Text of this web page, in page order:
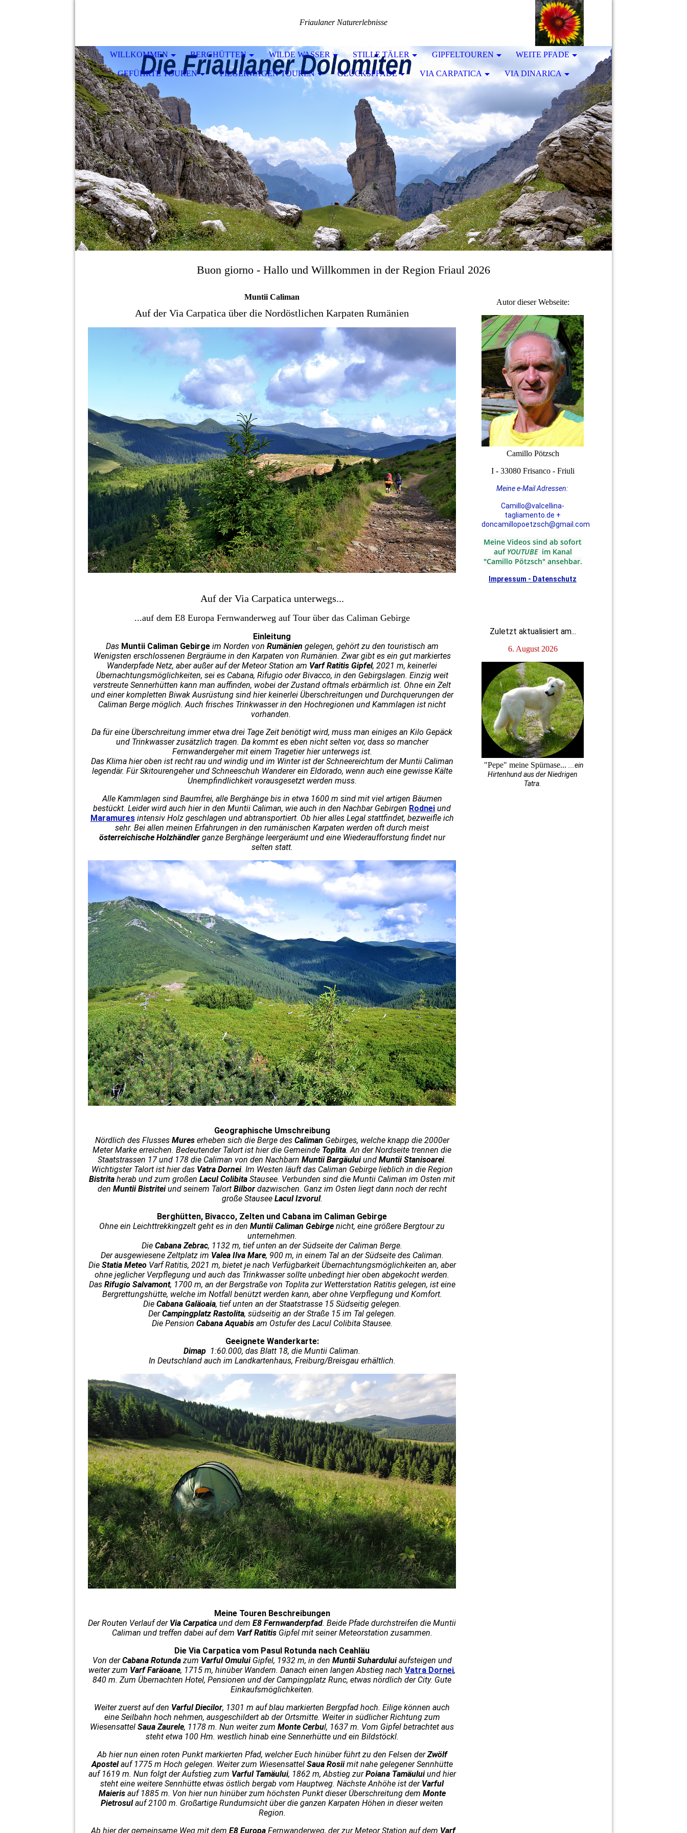
Friaulaner Naturerlebnisse
WILLKOMMEN BERGHÜTTEN WILDE WASSER STILLE TÄLER GIPFELTOUREN WEITE PFADE
GEFÜHRTE TOUREN PILGERWAGEN TOUREN GLÜCKSPFADE VIA CARPATICA VIA DINARICA
Buon giorno - Hallo und Willkommen in der Region Friaul 2026
Muntii Caliman
Auf der Via Carpatica über die Nordöstlichen Karpaten Rumänien
Auf der Via Carpatica unterwegs...
...auf dem E8 Europa Fernwanderweg auf Tour über das Caliman Gebirge
Einleitung
Das Muntii Caliman Gebirgeim Norden von Rumänien gelegen, gehört zu den touristisch am
Wenigsten erschlossenen Bergräume in den Karpaten von Rumänien. Zwar gibt es ein gut markiertes
Wanderpfade Netz, aber außer auf der Meteor Station am Varf Ratitis Gipfel, 2021 m, keinerlei
Übernachtungsmöglichkeiten, sei es Cabana, Rifugio oder Bivacco, in den Gebirgslagen. Einzig weit
verstreute Sennerhütten kann man auffinden, wobei der Zustand oftmals erbärmlich ist. Ohne ein Zelt
und einer kompletten Biwak Ausrüstung sind hier keinerlei Überschreitungen und Durchquerungen der
Caliman Berge möglich. Auch frisches Trinkwasser in den Hochregionen und Kammlagen ist nicht
vorhanden.
Da für eine Überschreitung immer etwa drei Tage Zeit benötigt wird, muss man einiges an Kilo Gepäck
und Trinkwasser zusätzlich tragen. Da kommt es eben nicht selten vor, dass so mancher
Fernwandergeher mit einem Tragetier hier unterwegs ist.
Das Klima hier oben ist recht rau und windig und im Winter ist der Schneereichtum der Muntii Caliman
legendär. Für Skitourengeher und Schneeschuh Wanderer ein Eldorado, wenn auch eine gewisse Kälte
Unempfindlichkeit vorausgesetzt werden muss.
Alle Kammlagen sind Baumfrei, alle Berghänge bis in etwa 1600 m sind mit viel artigen Bäumen
bestückt. Leider wird auch hier in den Muntii Caliman, wie auch in den Nachbar Gebirgen Rodnei und
Maramuresintensiv Holz geschlagen und abtransportiert. Ob hier alles Legal stattfindet, bezweifle ich
sehr. Bei allen meinen Erfahrungen in den rumänischen Karpaten werden oft durch meist
österreichische Holzhändlerganze Berghänge leergeräumt und eine Wiederaufforstung findet nur
selten statt.
Geographische Umschreibung
Nördlich des Flusses Mureserheben sich die Berge des Caliman Gebirges, welche knapp die 2000er
Meter Marke erreichen. Bedeutender Talort ist hier die Gemeinde Toplita. An der Nordseite trennen die
Staatstrassen 17 und 178 die Caliman von den Nachbarn Muntii Bargäuluiund Muntii Stanisoarei.
Wichtigster Talort ist hier das Vatra Dornei. Im Westen läuft das Caliman Gebirge lieblich in die Region
Bistrita herab und zum großen Lacul Colibita Stausee. Verbunden sind die Muntii Caliman im Osten mit
den Muntii Bistriteiund seinem Talort Bilbordazwischen. Ganz im Osten liegt dann noch der recht
große Stausee Lacul Izvorul.
Berghütten, Bivacco, Zelten und Cabana im Caliman Gebirge
Ohne ein Leichttrekkingzelt geht es in den Muntii Caliman Gebirge nicht, eine größere Bergtour zu
unternehmen.
Die Cabana Zebrac, 1132 m, tief unten an der Südseite der Caliman Berge.
Der ausgewiesene Zeltplatz im Valea Ilva Mare, 900 m, in einem Tal an der Südseite des Caliman.
Die Statia MeteoVarf Ratitis, 2021 m, bietet je nach Verfügbarkeit Übernachtungsmöglichkeiten an, aber
ohne jeglicher Verpflegung und auch das Trinkwasser sollte unbedingt hier oben abgekocht werden.
Das Rifugio Salvamont, 1700 m, an der Bergstraße von Toplita zur Wetterstation Ratitis gelegen, ist eine
Bergrettungshütte, welche im Notfall benützt werden kann, aber ohne Verpflegung und Komfort.
Die Cabana Galäoaia, tief unten an der Staatstrasse 15 Südseitig gelegen.
DerCampingplatz Rastolita, südseitig an der Straße 15 im Tal gelegen.
Die Pension Cabana Aquabisam Ostufer des Lacul Colibita Stausee.
Geeignete Wanderkarte:
Dimap 1:60.000, das Blatt 18, die Muntii Caliman.
In Deutschland auch im Landkartenhaus, Freiburg/Breisgau erhältlich.
Meine Touren Beschreibungen
Der Routen Verlauf der Via Carpatica und dem E8 Fernwanderpfad. Beide Pfade durchstreifen die Muntii
Caliman und treffen dabei auf dem Varf RatitisGipfel mit seiner Meteorstation zusammen.
Die Via Carpatica vom Pasul Rotunda nach Ceahläu
Von derCabana Rotundazum Varful OmuluiGipfel, 1932 m, in den Muntii Suharduluiaufsteigen und
weiter zum Varf Faräoane, 1715 m, hinüber Wandern. Danach einen langen Abstieg nach Vatra Dornei,
840 m. Zum Übernachten Hotel, Pensionen und der Campingplatz Runc, etwas nördlich der City. Gute
Einkaufsmöglichkeiten.
Weiter zuerst auf den Varful Diecilor, 1301 m auf blau markierten Bergpfad hoch. Eilige können auch
eine Seilbahn hoch nehmen, ausgeschildert ab der Ortsmitte. Weiter in südlicher Richtung zum
Wiesensattel Saua Zaurele, 1178 m. Nun weiter zum Monte Cerbul, 1637 m. Vom Gipfel betrachtet aus
steht etwa 100 Hm. westlich hinab eine Sennerhütte und ein Bildstöckl.
Ab hier nun einen roten Punkt markierten Pfad, welcher Euch hinüber führt zu den Felsen derZwölf
Apostelauf 1775 m Hoch gelegen. Weiter zum Wiesensattel Saua Rosiimit nahe gelegener Sennhütte
auf 1619 m. Nun folgt der Aufstieg zum Varful Tamäului, 1862 m, Abstieg zurPoiana Tamäuluiund hier
steht eine weitere Sennhütte etwas östlich bergab vom Hauptweg. Nächste Anhöhe ist der Varful
Maierisauf 1885 m. Von hier nun hinüber zum höchsten Punkt dieser Überschreitung dem Monte
Pietrosulauf 2100 m. Großartige Rundumsicht über die ganzen Karpaten Höhen in dieser weiten
Region.
Ab hier der gemeinsame Weg mit dem E8 EuropaFernwanderweg, der zur Meteor Station auf dem Varf
Autor dieser Webseite:
Camillo Pötzsch
I - 33080 Frisanco - Friuli
Meine e-Mail Adressen:
Camillo@valcellina-
tagliamento.de +
doncamillopoetzsch@gmail.com
Meine Videos sind ab sofort
auf YOUTUBEim Kanal
"Camillo Pötzsch" ansehbar.
Impressum - Datenschutz
Zuletzt aktualisiert am...
6. August 2026
"Pepe" meine Spürnase...
...ein
Hirtenhund aus der Niedrigen
Tatra.